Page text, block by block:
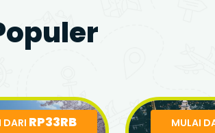
DARI RP33RB MULAI